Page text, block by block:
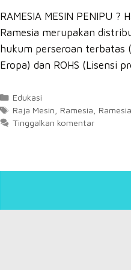
RAMESIA MESIN PENIPU
Ramesia merupakan
hukum perseroan terbatas
Eropa) dan ROHS (Lisensi
Kategori
Edukasi
Tag
Raja Mesin Ramesia
Tinggalkan komentar